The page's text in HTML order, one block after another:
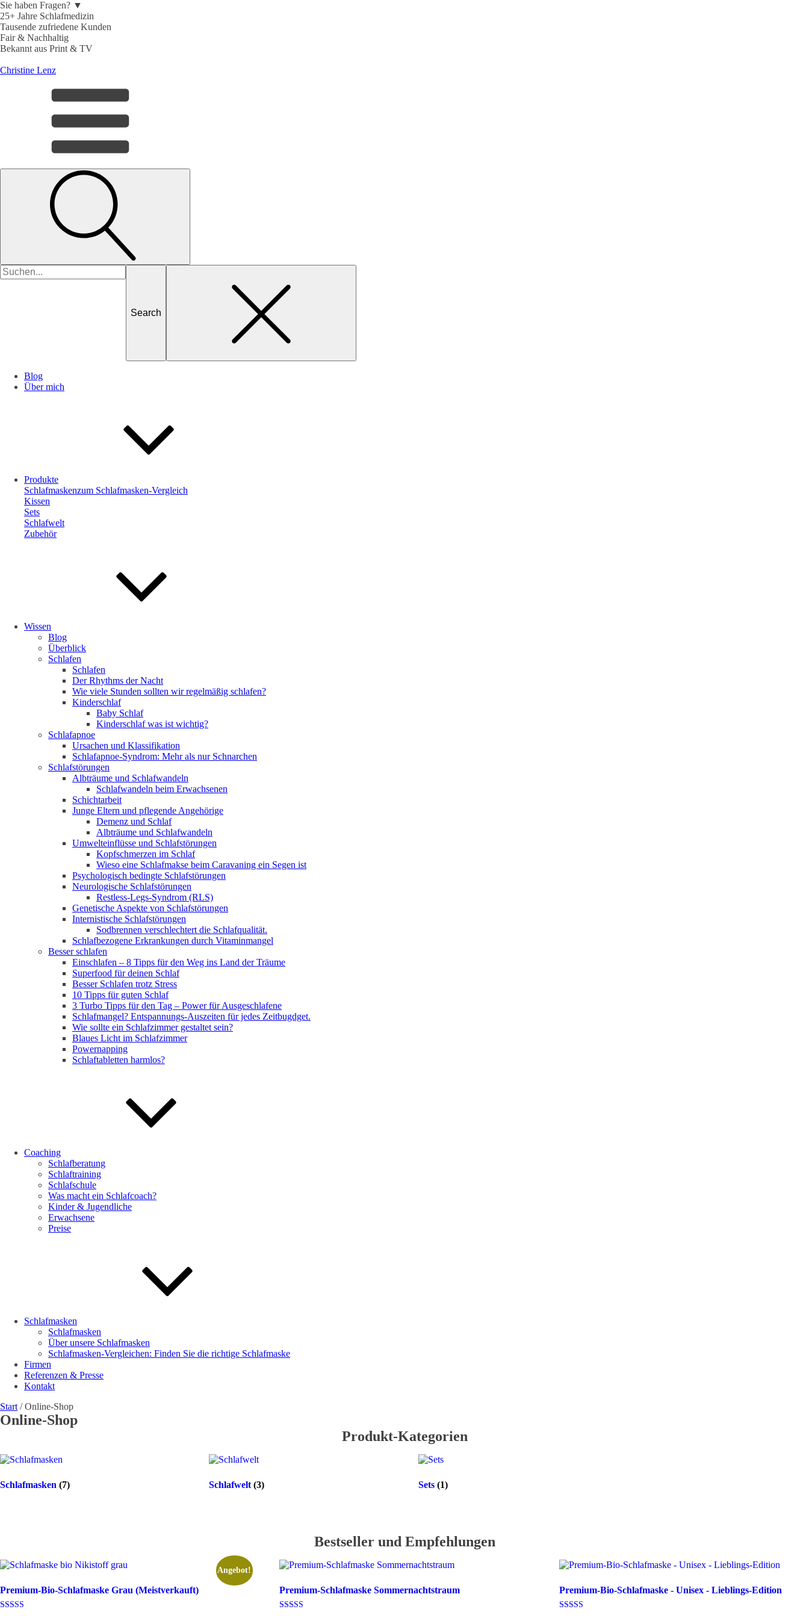
Sie haben Fragen? ▼
25+ Jahre Schlafmedizin
Tausende zufriedene Kunden
Fair & Nachhaltig
Bekannt aus Print & TV
Christine Lenz
Search
for
Blog
Über mich
Produkte
Schlafmasken
Kissen
Sets
Schlafwelt
Zubehör
zum Schlafmasken-Vergleich
Wissen
Blog
Überblick
Schlafen
Schlafen
Der Rhythms der Nacht
Wie viele Stunden sollten wir regelmäßig schlafen?
Kinderschlaf
Baby Schlaf
Kinderschlaf was ist wichtig?
Schlafapnoe
Ursachen und Klassifikation
Schlafapnoe-Syndrom: Mehr als nur Schnarchen
Schlafstörungen
Albträume und Schlafwandeln
Schlafwandeln beim Erwachsenen
Schichtarbeit
Junge Eltern und pflegende Angehörige
Demenz und Schlaf
Albträume und Schlafwandeln
Umwelteinflüsse und Schlafstörungen
Kopfschmerzen im Schlaf
Wieso eine Schlafmakse beim Caravaning ein Segen ist
Psychologisch bedingte Schlafstörungen
Neurologische Schlafstörungen
Restless-Legs-Syndrom (RLS)
Genetische Aspekte von Schlafstörungen
Internistische Schlafstörungen
Sodbrennen verschlechtert die Schlafqualität.
Schlafbezogene Erkrankungen durch Vitaminmangel
Besser schlafen
Einschlafen – 8 Tipps für den Weg ins Land der Träume
Superfood für deinen Schlaf
Besser Schlafen trotz Stress
10 Tipps für guten Schlaf
3 Turbo Tipps für den Tag – Power für Ausgeschlafene
Schlafmangel? Entspannungs-Auszeiten für jedes Zeitbugdget.
Wie sollte ein Schlafzimmer gestaltet sein?
Blaues Licht im Schlafzimmer
Powernapping
Schlaftabletten harmlos?
Coaching
Schlafberatung
Schlaftraining
Schlafschule
Was macht ein Schlafcoach?
Kinder & Jugendliche
Erwachsene
Preise
Schlafmasken
Schlafmasken
Über unsere Schlafmasken
Schlafmasken-Vergleichen: Finden Sie die richtige Schlafmaske
Firmen
Referenzen & Presse
Kontakt
Start / Online-Shop
Online-Shop
Produkt-Kategorien
Schlafmasken (7) Schlafwelt(3) Sets (1)
Bestseller und Empfehlungen
Angebot!
Premium-Bio-Schlafmaske Grau (Meistverkauft) Premium-Schlafmaske Sommernachtstraum Premium-Bio-Schlafmaske - Unisex - Lieblings-Edition